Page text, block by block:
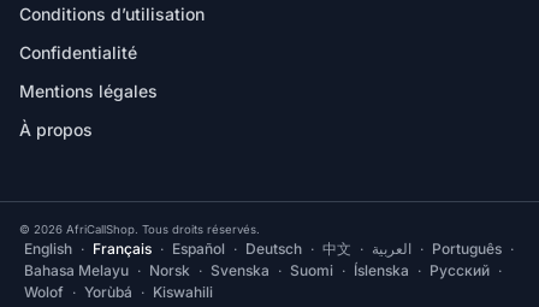
Conditions d’utilisation
Confidentialité
Mentions légales
À propos
© 2026 AfriCallShop. Tous droits réservés.
English · Français · Español · Deutsch · 中文 · العربية · Português ·
Bahasa Melayu · Norsk · Svenska · Suomi · Íslenska · Русский ·
Wolof · Yorùbá · Kiswahili